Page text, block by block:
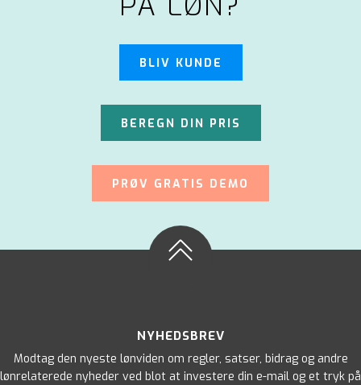
BLIV KUNDE
BEREGN DIN PRIS
PRØV GRATIS DEMO
NYHEDSBREV
Modtag den nyeste lønviden om regler, satser, bidrag og andre
lønrelaterede nyheder ved blot at investere din e-mail og et tryk på